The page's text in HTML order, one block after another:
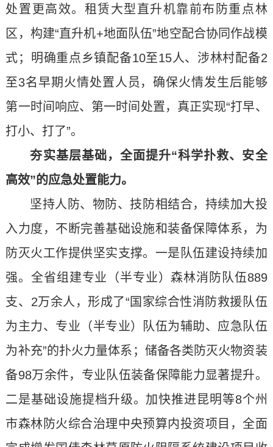
处置更高效。租赁大型直升机靠前布防重点林
区，构建“直升机+地面队伍”地空配合协同作战模
式；明确重点乡镇配备10至15人、涉林村配备2
至3名早期火情处置人员，确保火情发生后能够
第一时间响应、第一时间处置，真正实现“打早、
打小、打了”。
夯实基层基础，全面提升“科学扑救、安全
高效”的应急处置能力。
坚持人防、物防、技防相结合，持续加大投
入力度，不断完善基础设施和装备保障体系，为
防灭火工作提供坚实支撑。一是队伍建设持续加
强。全省组建专业（半专业）森林消防队伍889
支、2万余人，形成了“国家综合性消防救援队伍
为主力、专业（半专业）队伍为辅助、应急队伍
为补充”的扑火力量体系；储备各类防灭火物资装
备98万余件，专业队伍装备保障能力显著提升。
二是基础设施提档升级。加快推进昆明等8个州
市森林防火综合治理中央预算内投资项目，全面